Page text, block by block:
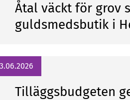
Åtal väckt för grov
guldsmedsbutik i
Tilläggsbudgeten